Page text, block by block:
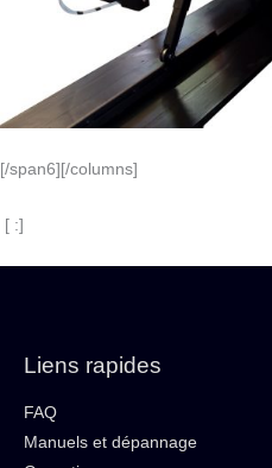
[/span6][/columns]
[ :]
Liens rapides
FAQ
Manuels et dépannage